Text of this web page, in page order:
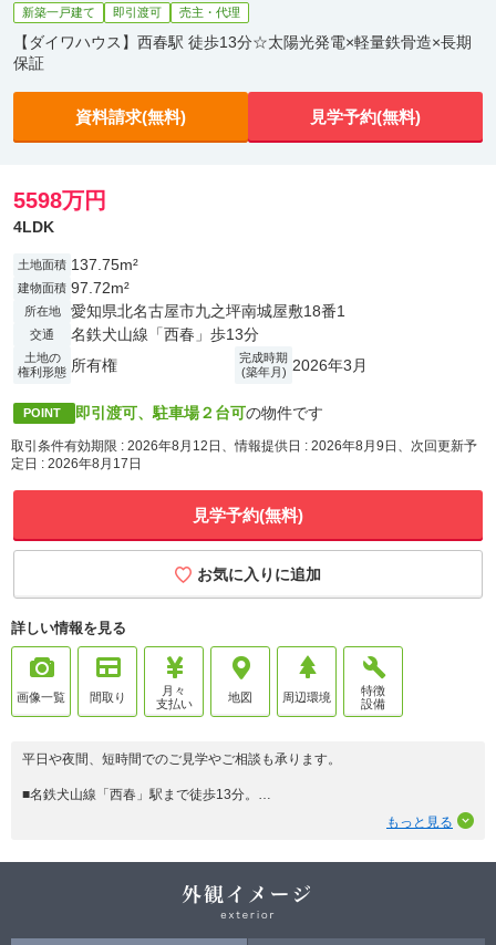
新築一戸建て 即引渡可 売主・代理
【ダイワハウス】西春駅 徒歩13分☆太陽光発電×軽量鉄骨造×長期
保証
資料請求(無料) 見学予約(無料)
5598万円
4LDK
土地面積 137.75m²
建物面積 97.72m²
所在地 愛知県北名古屋市九之坪南城屋敷18番1
交通 名鉄犬山線「西春」歩13分
土地の
権利形態 所有権
完成時期
(築年月) 2026年3月
POINT 即引渡可、駐車場２台可の物件です
取引条件有効期限 : 2026年8月12日、情報提供日 : 2026年8月9日、次回更新予
定日 : 2026年8月17日
見学予約(無料)
お気に入りに追加
詳しい情報を見る
画像一覧 間取り
月々
支払い
地図 周辺環境
特徴
設備
平日や夜間、短時間でのご見学やご相談も承ります。
■名鉄犬山線「西春」駅まで徒歩13分。
■「名鉄名古屋」駅まで急行利用で直通11分と通勤通学に便利な立地。
■オリジナル宅
■電気自動車充電用コンセント搭載。
【高耐震】×【高耐久】×【省エネ】×【長期保証】※で安心の暮らしを叶え
もっと見る